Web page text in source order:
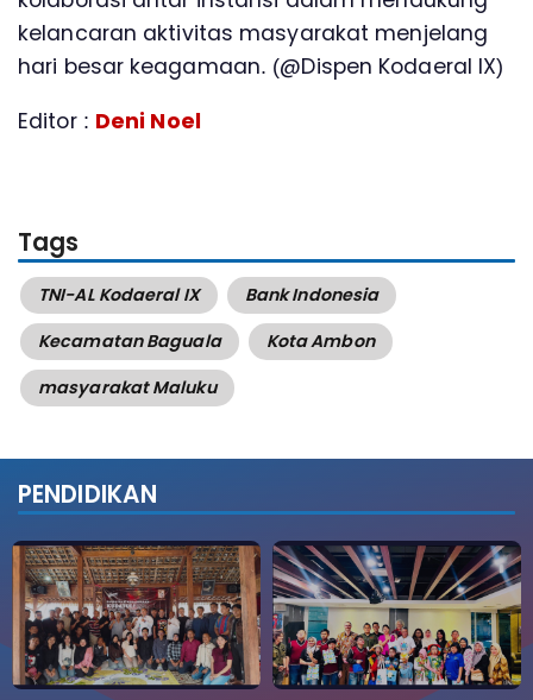
kelancaran aktivitas masyarakat menjelang
hari besar keagamaan. (@Dispen Kodaeral IX)
Editor : Deni Noel
Tags
TNI-AL Kodaeral IX
Bank Indonesia
Kecamatan Baguala
Kota Ambon
masyarakat Maluku
PENDIDIKAN